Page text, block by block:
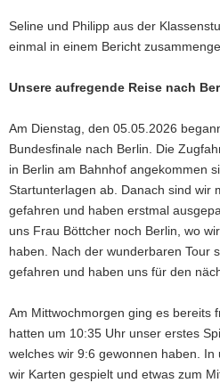
Seline und Philipp aus der
einmal in einem Bericht
Unsere aufregende Reise nach
Am Dienstag, den 05.05.2026
Bundesfinale nach Berlin. Die
in Berlin am Bahnhof angekommen
Startunterlagen ab. Danach sind wir
gefahren und haben erstmal
uns Frau Böttcher noch Berlin, wo
haben. Nach der wunderbaren Tour
gefahren und haben uns für den
Am Mittwochmorgen ging es bereits
hatten um 10:35 Uhr unser erstes
welches wir 9:6 gewonnen haben.
wir Karten gespielt und etwas zum